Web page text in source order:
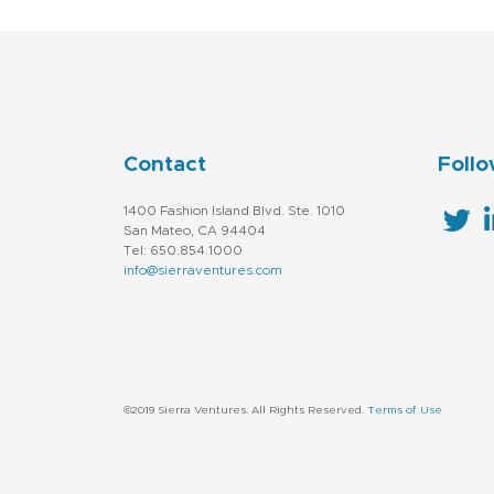
Contact
1400 Fashion Island Blvd. Ste. 1010
San Mateo, CA 94404
Tel: 650.854.1000
info@sierraventures.com
©2019 Sierra Ventures. All Rights Reserved. Terms of Use